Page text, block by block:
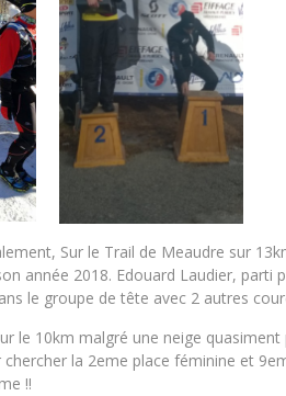
Sur le Trail de Meaudre sur
année 2018. Edouard Laudier, parti
le groupe de tête avec 2 autres
le 10km malgré une neige
la 2eme place féminine et
!!